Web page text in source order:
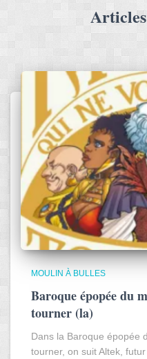
MOULIN À BULLES
Baroque épopée du
tourner (la)
Dans la Baroque épopée
tourner, on suit Altek,